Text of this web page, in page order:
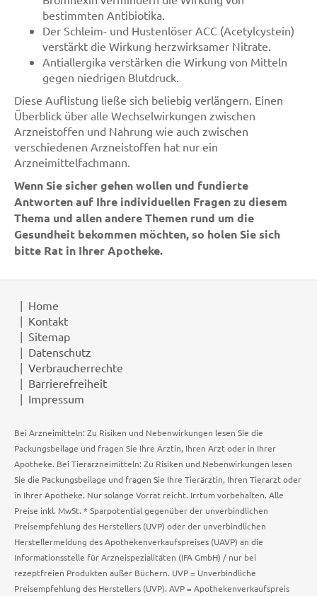
bestimmten Antibiotika.
Der Schleim- und Hustenlöser ACC (Acetylcystein)
verstärkt die Wirkung herzwirksamer Nitrate.
Antiallergika verstärken die Wirkung von Mitteln
gegen niedrigen Blutdruck.
Diese Auflistung ließe sich beliebig verlängern. Einen
Überblick über alle Wechselwirkungen zwischen
Arzneistoffen und Nahrung wie auch zwischen
verschiedenen Arzneistoffen hat nur ein
Arzneimittelfachmann.
Wenn Sie sicher gehen wollen und fundierte
Antworten auf Ihre individuellen Fragen zu diesem
Thema und allen andere Themen rund um die
Gesundheit bekommen möchten, so holen Sie sich
bitte Rat in Ihrer Apotheke.
Home
Kontakt
Sitemap
Datenschutz
Verbraucherrechte
Barrierefreiheit
Impressum
Bei Arzneimitteln: Zu Risiken und Nebenwirkungen lesen Sie die
Packungsbeilage und fragen Sie Ihre Ärztin, Ihren Arzt oder in Ihrer
Apotheke. Bei Tierarzneimitteln: Zu Risiken und Nebenwirkungen lesen
Sie die Packungsbeilage und fragen Sie Ihre Tierärztin, Ihren Tierarzt oder
in Ihrer Apotheke. Nur solange Vorrat reicht. Irrtum vorbehalten. Alle
Preise inkl. MwSt. * Sparpotential gegenüber der unverbindlichen
Preisempfehlung des Herstellers (UVP) oder der unverbindlichen
Herstellermeldung des Apothekenverkaufspreises (UAVP) an die
Informationsstelle für Arzneispezialitäten (IFA GmbH) / nur bei
rezeptfreien Produkten außer Büchern. UVP = Unverbindliche
Preisempfehlung des Herstellers (UVP). AVP = Apothekenverkaufspreis